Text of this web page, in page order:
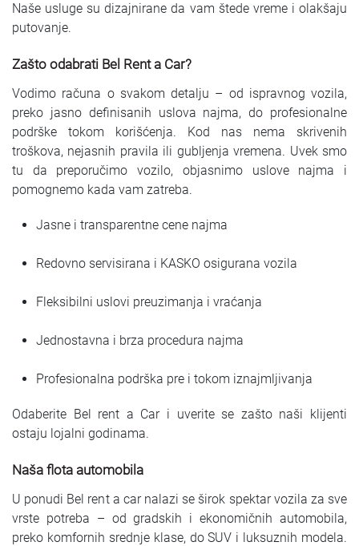
Naše usluge su dizajnirane da vam štede vreme i olakšaju
putovanje.
Zašto odabrati Bel Rent a Car?
Vodimo računa o svakom detalju – od ispravnog vozila,
preko jasno definisanih uslova najma, do profesionalne
podrške tokom korišćenja. Kod nas nema skrivenih
troškova, nejasnih pravila ili gubljenja vremena. Uvek smo
tu da preporučimo vozilo, objasnimo uslove najma i
pomognemo kada vam zatreba.
Jasne i transparentne cene najma
Redovno servisirana i KASKO osigurana vozila
Fleksibilni uslovi preuzimanja i vraćanja
Jednostavna i brza procedura najma
Profesionalna podrška pre i tokom iznajmljivanja
Odaberite Bel rent a Car i uverite se zašto naši klijenti
ostaju lojalni godinama.
Naša flota automobila
U ponudi Bel rent a car nalazi se širok spektar vozila za sve
vrste potreba – od gradskih i ekonomičnih automobila,
preko komfornih srednje klase, do SUV i luksuznih modela.